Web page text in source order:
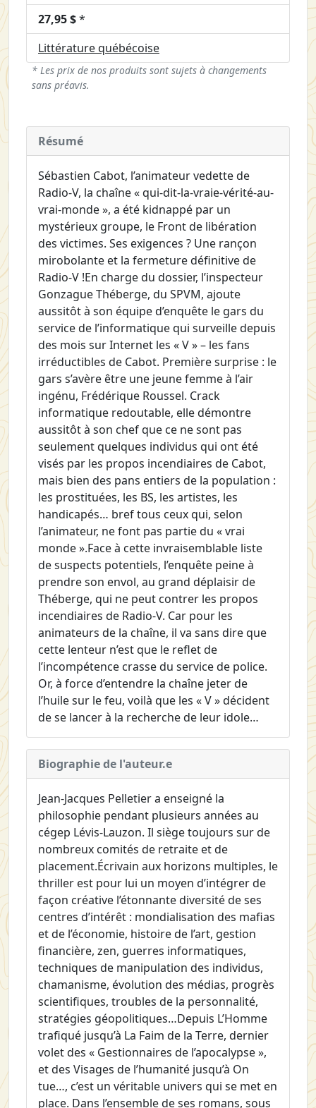
27,95 $*
Littérature québécoise
* Les prix de nos produits sont sujets à changements
sans préavis.
Résumé
Sébastien Cabot, l’animateur vedette de
Radio-V, la chaîne « qui-dit-la-vraie-vérité-au-
vrai-monde », a été kidnappé par un
mystérieux groupe, le Front de libération
des victimes. Ses exigences ? Une rançon
mirobolante et la fermeture définitive de
Radio-V !En charge du dossier, l’inspecteur
Gonzague Théberge, du SPVM, ajoute
aussitôt à son équipe d’enquête le gars du
service de l’informatique qui surveille depuis
des mois sur Internet les « V » – les fans
irréductibles de Cabot. Première surprise : le
gars s’avère être une jeune femme à l’air
ingénu, Frédérique Roussel. Crack
informatique redoutable, elle démontre
aussitôt à son chef que ce ne sont pas
seulement quelques individus qui ont été
visés par les propos incendiaires de Cabot,
mais bien des pans entiers de la population :
les prostituées, les BS, les artistes, les
handicapés… bref tous ceux qui, selon
l’animateur, ne font pas partie du « vrai
monde ».Face à cette invraisemblable liste
de suspects potentiels, l’enquête peine à
prendre son envol, au grand déplaisir de
Théberge, qui ne peut contrer les propos
incendiaires de Radio-V. Car pour les
animateurs de la chaîne, il va sans dire que
cette lenteur n’est que le reflet de
l’incompétence crasse du service de police.
Or, à force d’entendre la chaîne jeter de
l’huile sur le feu, voilà que les « V » décident
de se lancer à la recherche de leur idole…
Biographie de l'auteur.e
Jean-Jacques Pelletier a enseigné la
philosophie pendant plusieurs années au
cégep Lévis-Lauzon. Il siège toujours sur de
nombreux comités de retraite et de
placement.Écrivain aux horizons multiples, le
thriller est pour lui un moyen d’intégrer de
façon créative l’étonnante diversité de ses
centres d’intérêt : mondialisation des mafias
et de l’économie, histoire de l’art, gestion
financière, zen, guerres informatiques,
techniques de manipulation des individus,
chamanisme, évolution des médias, progrès
scientifiques, troubles de la personnalité,
stratégies géopolitiques…Depuis L’Homme
trafiqué jusqu’à La Faim de la Terre, dernier
volet des « Gestionnaires de l’apocalypse »,
et des Visages de l’humanité jusqu’à On
tue…, c’est un véritable univers qui se met en
place. Dans l’ensemble de ses romans, sous